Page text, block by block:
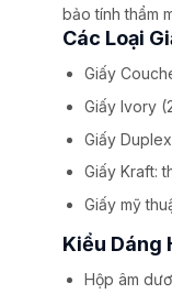
bảo tính thẩm
Các Loại
Giấy
Giấy Ivory
Giấy
Giấy Kraft:
Giấy mỹ
Kiểu Dáng
Hộp âm